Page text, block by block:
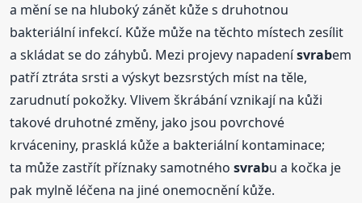
a mění se na hluboký zánět kůže s druhotnou
bakteriální infekcí. Kůže může na těchto místech zesílit
a skládat se do záhybů. Mezi projevy napadenísvrabem
patří ztráta srsti a výskyt bezsrstých míst na těle,
zarudnutí pokožky. Vlivem škrábání vznikají na kůži
takové druhotné změny, jako jsou povrchové
krváceniny, prasklá kůže a bakteriální kontaminace;
ta může zastřít příznaky samotnéhosvrabu a kočka je
pak mylně léčena na jiné onemocnění kůže.